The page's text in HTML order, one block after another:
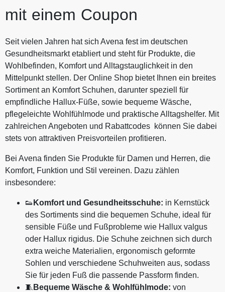
mit einem Coupon
Seit vielen Jahren hat sich Avena fest im deutschen
Gesundheitsmarkt etabliert und steht für Produkte, die
Wohlbefinden, Komfort und Alltagstauglichkeit in den
Mittelpunkt stellen. Der Online Shop bietet Ihnen ein breites
Sortiment an Komfort Schuhen, darunter speziell für
empfindliche Hallux-Füße, sowie bequeme Wäsche,
pflegeleichte Wohlfühlmode und praktische Alltagshelfer. Mit
zahlreichen Angeboten und Rabattcodes können Sie dabei
stets von attraktiven Preisvorteilen profitieren.
Bei Avena finden Sie Produkte für Damen und Herren, die
Komfort, Funktion und Stil vereinen. Dazu zählen
insbesondere:
👟 Komfort und Gesundheitsschuhe: in Kernstück
des Sortiments sind die bequemen Schuhe, ideal für
sensible Füße und Fußprobleme wie Hallux valgus
oder Hallux rigidus. Die Schuhe zeichnen sich durch
extra weiche Materialien, ergonomisch geformte
Sohlen und verschiedene Schuhweiten aus, sodass
Sie für jeden Fuß die passende Passform finden.
🧵 Bequeme Wäsche & Wohlfühlmode: von